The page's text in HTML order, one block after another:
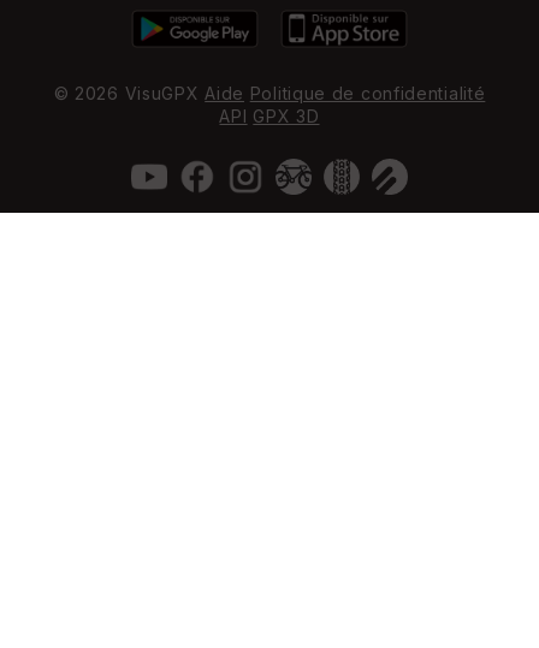
© 2026 VisuGPX Aide Politique de confidentialité
API GPX 3D